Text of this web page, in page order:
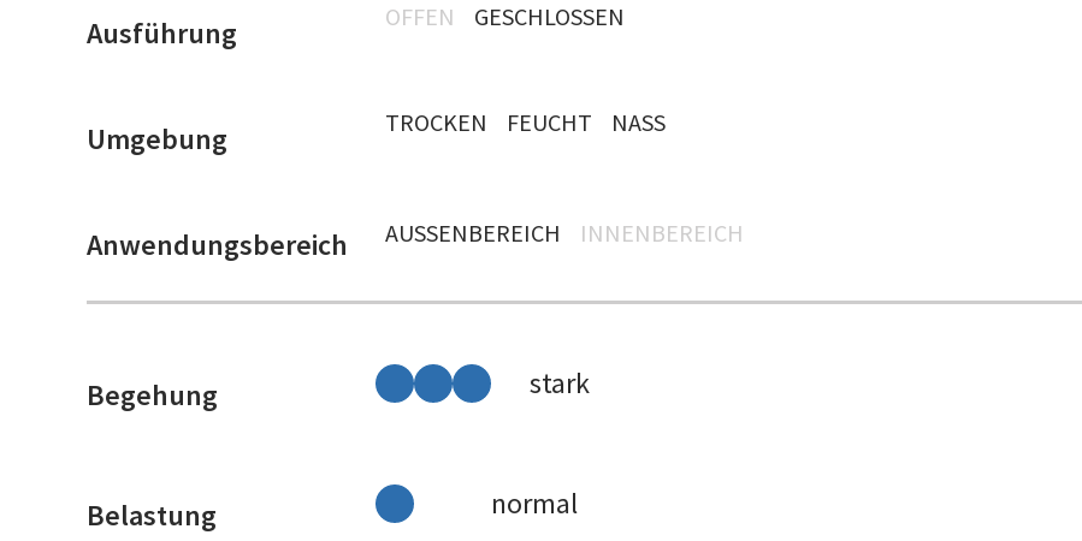
Ausführung OFFEN GESCHLOSSEN
Umgebung TROCKEN FEUCHT NASS
Anwendungsbereich AUSSENBEREICH INNENBEREICH
Begehung stark
Belastung normal